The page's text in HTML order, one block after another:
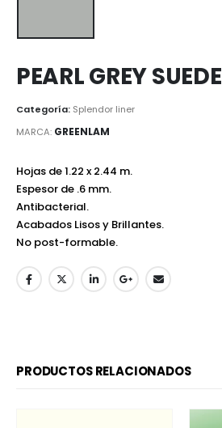
PEARL GREY SUEDE
Categoría: Splendor liner
MARCA: GREENLAM
Hojas de 1.22 x 2.44 m.
Espesor de .6 mm.
Antibacterial.
Acabados Lisos y Brillantes.
No post-formable.
PRODUCTOS RELACIONADOS